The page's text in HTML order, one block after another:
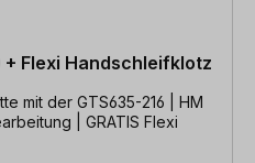
Flexi Handschleifklotz
mit der GTS635-216 | HM
| GRATIS Flexi